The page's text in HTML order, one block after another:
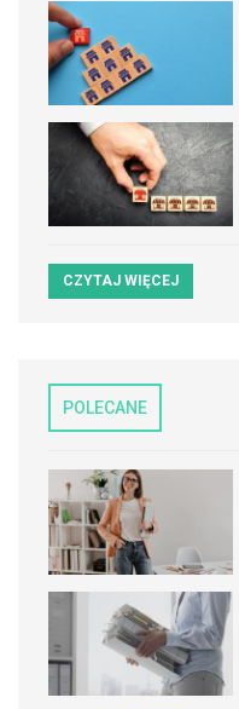
CZYTAJ WIĘCEJ
POLECANE